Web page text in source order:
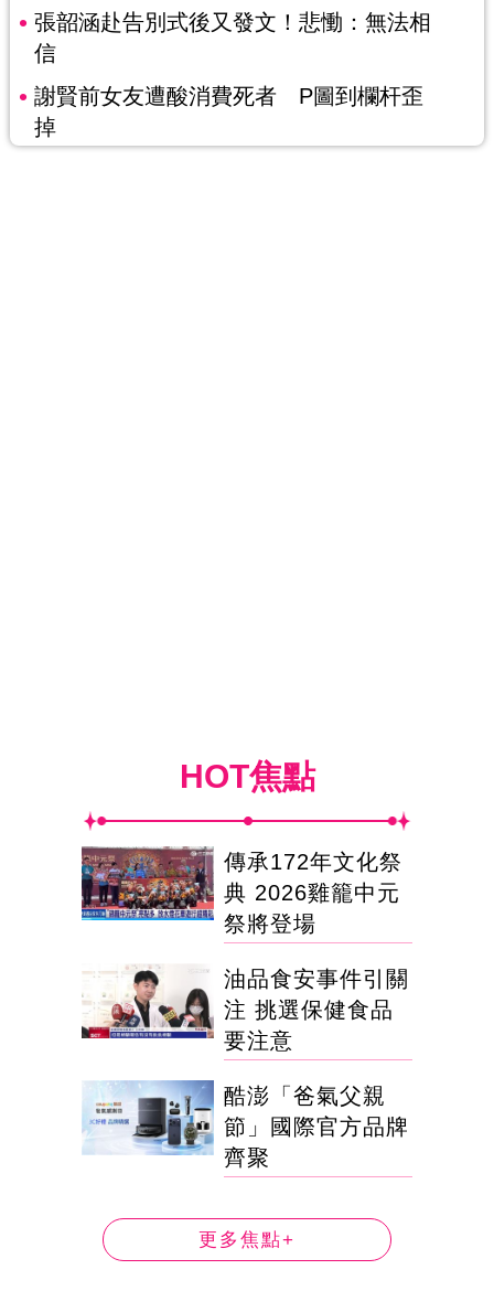
張韶涵赴告別式後又發文！悲慟：無法相
信
謝賢前女友遭酸消費死者 P圖到欄杆歪
掉
HOT焦點
傳承172年文化祭
典 2026雞籠中元
祭將登場
油品食安事件引關
注 挑選保健食品
要注意
酷澎「爸氣父親
節」國際官方品牌
齊聚
更多焦點+